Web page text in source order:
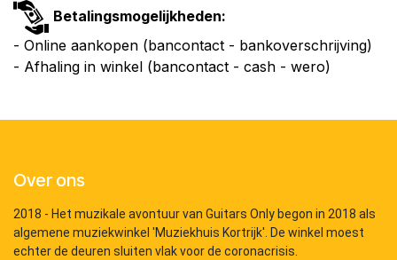
Betalingsmogelijkheden:
- Online aankopen (bancontact - bankoverschrijving)
- Afhaling in winkel (bancontact - cash - wero)
Over ons
2018 - Het muzikale avontuur van Guitars Only begon in 2018 als
algemene muziekwinkel 'Muziekhuis Kortrijk'. De winkel moest
echter de deuren sluiten vlak voor de coronacrisis.